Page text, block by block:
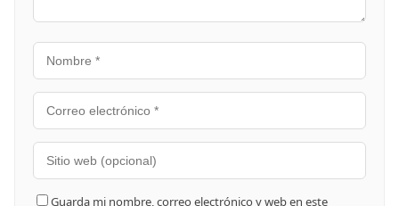
Guarda mi nombre, correo electrónico y web en este